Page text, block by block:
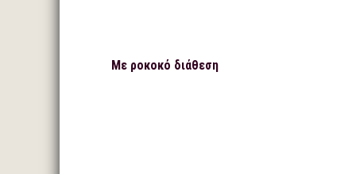
Με ροκοκό διάθεση